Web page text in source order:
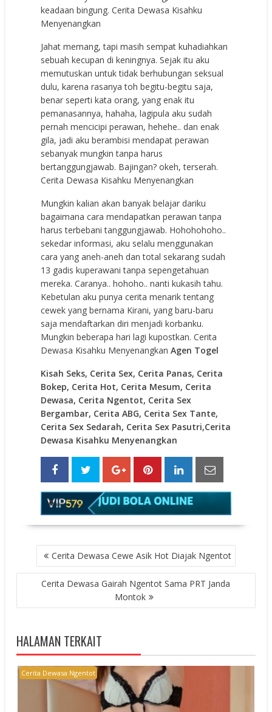
keadaan bingung. Cerita Dewasa Kisahku
Menyenangkan
Jahat memang, tapi masih sempat kuhadiahkan
sebuah kecupan di keningnya. Sejak itu aku
memutuskan untuk tidak berhubungan seksual
dulu, karena rasanya toh begitu-begitu saja,
benar seperti kata orang, yang enak itu
pemanasannya, hahaha, lagipula aku sudah
pernah mencicipi perawan, hehehe.. dan enak
gila, jadi aku berambisi mendapat perawan
sebanyak mungkin tanpa harus
bertanggungjawab. Bajingan? okeh, terserah.
Cerita Dewasa Kisahku Menyenangkan
Mungkin kalian akan banyak belajar dariku
bagaimana cara mendapatkan perawan tanpa
harus terbebani tanggungjawab. Hohohohoho..
sekedar informasi, aku selalu menggunakan
cara yang aneh-aneh dan total sekarang sudah
13 gadis kuperawani tanpa sepengetahuan
mereka. Caranya.. hohoho.. nanti kukasih tahu.
Kebetulan aku punya cerita menarik tentang
cewek yang bernama Kirani, yang baru-baru
saja mendaftarkan diri menjadi korbanku.
Mungkin beberapa hari lagi kupostkan. Cerita
Dewasa Kisahku MenyenangkanAgen Togel
Kisah Seks, Cerita Sex, Cerita Panas, Cerita
Bokep, Cerita Hot, Cerita Mesum, Cerita
Dewasa, Cerita Ngentot, Cerita Sex
Bergambar, Cerita ABG, Cerita Sex Tante,
Cerita Sex Sedarah, Cerita Sex Pasutri,Cerita
Dewasa Kisahku Menyenangkan
POST
NAVIGATIONCerita Dewasa Cewe Asik Hot Diajak Ngentot
Cerita Dewasa Gairah Ngentot Sama PRT Janda
Montok
HALAMAN TERKAIT
Cerita Dewasa Ngentot